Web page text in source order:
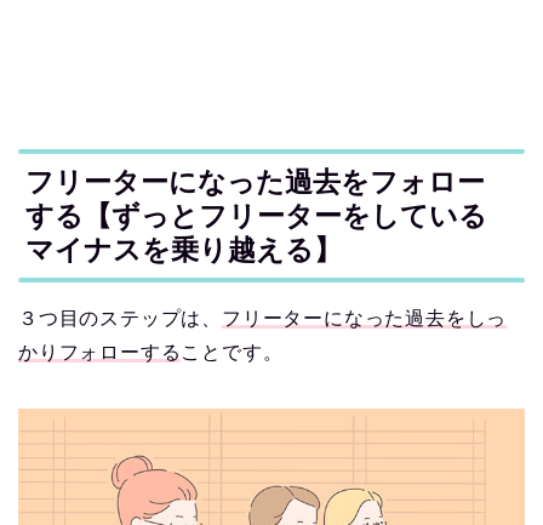
フリーターになった過去をフォロー
する【ずっとフリーターをしている
マイナスを乗り越える】
３つ目のステップは、 フリーターになった過去をしっ
かりフォローする ことです。